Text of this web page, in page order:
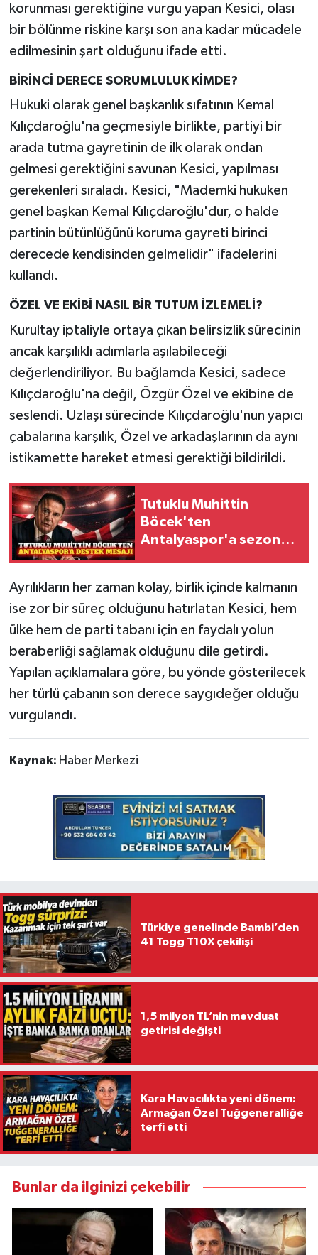
korunması gerektiğine vurgu yapan Kesici, olası
bir bölünme riskine karşı son ana kadar mücadele
edilmesinin şart olduğunu ifade etti.
BİRİNCİ DERECE SORUMLULUK KİMDE?
Hukuki olarak genel başkanlık sıfatının Kemal
Kılıçdaroğlu'na geçmesiyle birlikte, partiyi bir
arada tutma gayretinin de ilk olarak ondan
gelmesi gerektiğini savunan Kesici, yapılması
gerekenleri sıraladı. Kesici, "Mademki hukuken
genel başkan Kemal Kılıçdaroğlu'dur, o halde
partinin bütünlüğünü koruma gayreti birinci
derecede kendisinden gelmelidir" ifadelerini
kullandı.
ÖZEL VE EKİBİ NASIL BİR TUTUM İZLEMELİ?
Kurultay iptaliyle ortaya çıkan belirsizlik sürecinin
ancak karşılıklı adımlarla aşılabileceği
değerlendiriliyor. Bu bağlamda Kesici, sadece
Kılıçdaroğlu'na değil, Özgür Özel ve ekibine de
seslendi. Uzlaşı sürecinde Kılıçdaroğlu'nun yapıcı
çabalarına karşılık, Özel ve arkadaşlarının da aynı
istikamette hareket etmesi gerektiği bildirildi.
Tutuklu Muhittin
Böcek'ten
Antalyaspor'a sezon
Ayrılıkların her zaman kolay, birlik içinde kalmanın
ise zor bir süreç olduğunu hatırlatan Kesici, hem
ülke hem de parti tabanı için en faydalı yolun
beraberliği sağlamak olduğunu dile getirdi.
Yapılan açıklamalara göre, bu yönde gösterilecek
her türlü çabanın son derece saygıdeğer olduğu
vurgulandı.
Kaynak: Haber Merkezi
Türkiye genelinde Bambi’den
41 Togg T10X çekilişi
1,5 milyon TL’nin mevduat
getirisi değişti
Kara Havacılıkta yeni dönem:
Armağan Özel Tuğgeneralliğe
terfi etti
Bunlar da ilginizi çekebilir